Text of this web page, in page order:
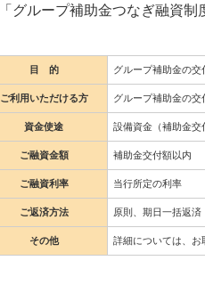
「グループ補助金つなぎ融資制
目 的 グループ補助金の
ご利用いただける方 グループ補助金の
資金使途 設備資金（補助金交
ご融資金額 補助金交付額以内
ご融資利率 当行所定の利率
ご返済方法 原則、期日一括返済
その他 詳細については、お